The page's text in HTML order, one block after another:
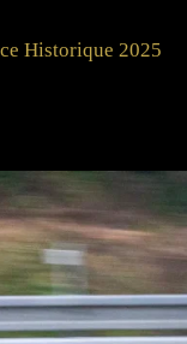
Historique 2025